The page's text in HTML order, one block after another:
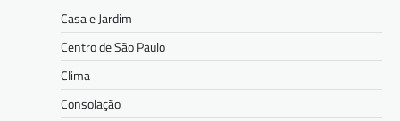
Casa e Jardim
Centro de São Paulo
Clima
Consolação